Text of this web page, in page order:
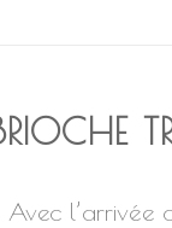
l’arrivée